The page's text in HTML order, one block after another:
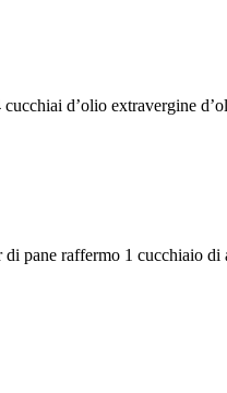
d’olio extravergine
pane raffermo 1 cucchiaio di